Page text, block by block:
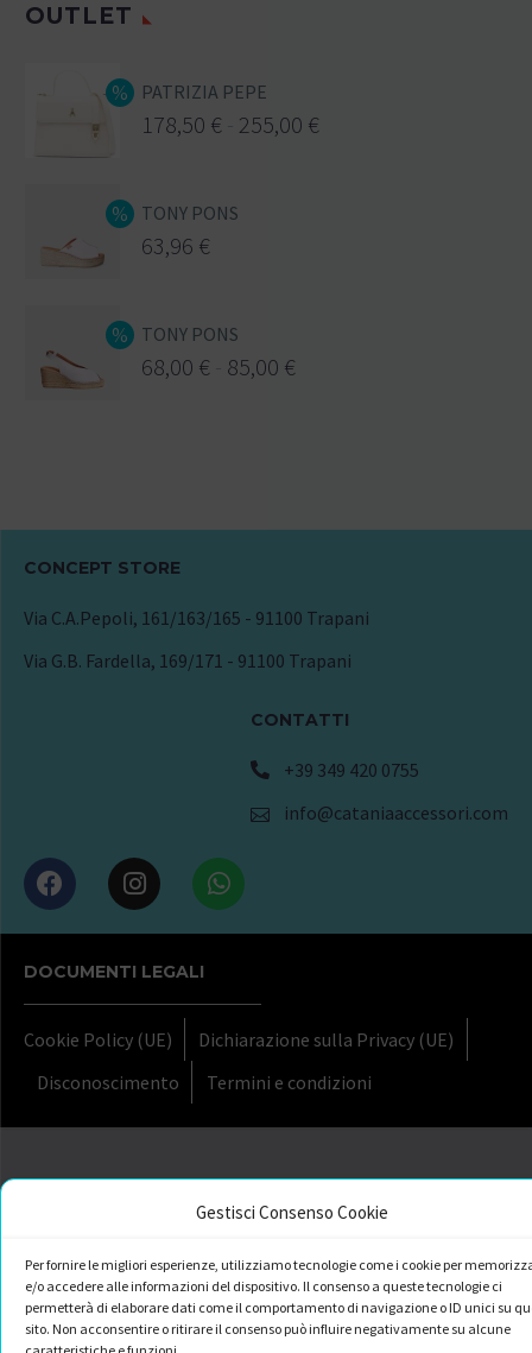
Gestisci Consenso Cookie
Per fornire le migliori esperienze, utilizziamo tecnologie come i cookie per
e/o accedere alle informazioni del dispositivo. Il consenso a queste tecnologie ci
permetterà di elaborare dati come il comportamento di navigazione o ID unici su
sito. Non acconsentire o ritirare il consenso può influire negativamente su alcune
OUTLET
PATRIZIA PEPE
178,50 € 255,00 €
TONY PONS
63,96 €
TONY PONS
68,00 € 85,00 €
CONCEPT STORE
Via C.A.Pepoli, 161/163/165 - 91100 Trapani
Via G.B. Fardella, 169/171 - 91100 Trapani
CONTATTI
+39 349 420 0755
info@cataniaaccessori.com
DOCUMENTI LEGALI
Cookie Policy (UE)
Dichiarazione sulla Privacy (UE)
Disconoscimento
Termini e condizioni